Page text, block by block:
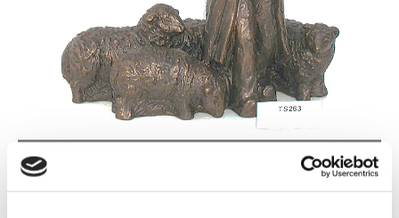
TS263 SCHAAPSHERDER MET SCHAPEN